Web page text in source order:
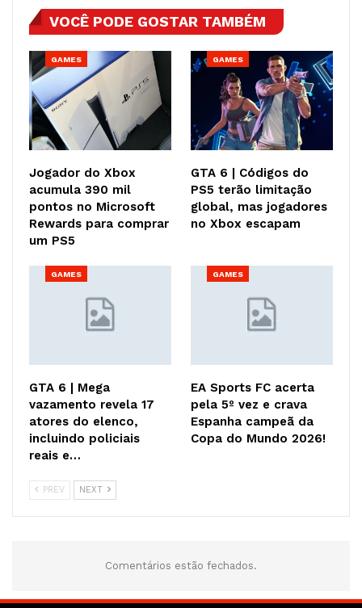
VOCÊ PODE GOSTAR TAMBÉM
GAMES
Jogador do Xbox
acumula 390 mil
pontos no Microsoft
Rewards para comprar
um PS5
GAMES
GTA 6 | Códigos do
PS5 terão limitação
global, mas jogadores
no Xbox escapam
GAMES
GTA 6 | Mega
vazamento revela 17
atores do elenco,
incluindo policiais
reais e…
GAMES
EA Sports FC acerta
pela 5º vez e crava
Espanha campeã da
Copa do Mundo 2026!
PREV NEXT
Comentários estão fechados.